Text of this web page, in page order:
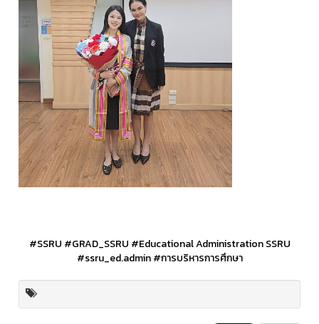
#SSRU #GRAD_SSRU #Educational Administration SSRU
#ssru_ed.admin #การบริหารการศึกษา